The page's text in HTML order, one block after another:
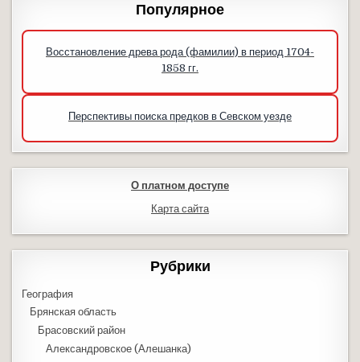
Популярное
Восстановление древа рода (фамилии) в период 1704-
1858 гг.
Перспективы поиска предков в Севском уезде
О платном доступе
Карта сайта
Рубрики
География
Брянская область
Брасовский район
Александровское (Алешанка)